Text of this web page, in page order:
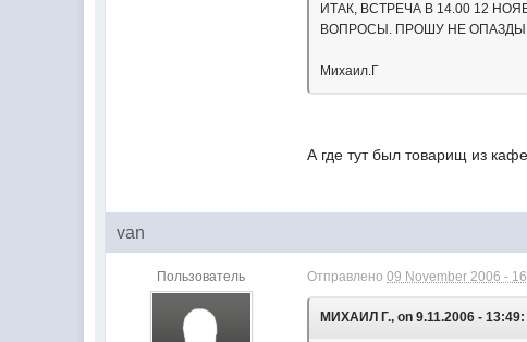
ИТАК, ВСТРЕЧА В 14.00 12
ВОПРОСЫ. ПРОШУ НЕ
Михаил.Г
А где тут был товарищ из
van
Пользователь Отправлено09 November 2006 -
МИХАИЛ Г., on 9.11.2006 - 13:49: